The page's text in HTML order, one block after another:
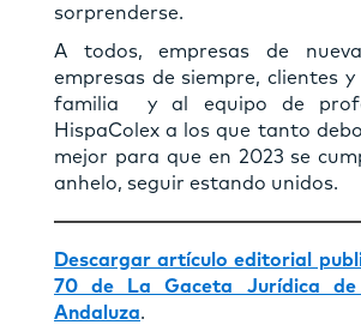
sorprenderse.
A todos, empresas de
empresas de siempre, clientes
familia y al equipo de
HispaColex a los que tanto
mejor para que en 2023 se
anhelo, seguir estando unidos.
Descargar artículo editorial
70 de La Gaceta Jurídica de
Andaluza.